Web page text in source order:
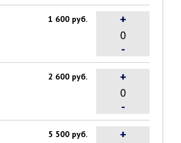
1 600 руб.
-
+
2 600 руб.
-
+
5 500 руб. +